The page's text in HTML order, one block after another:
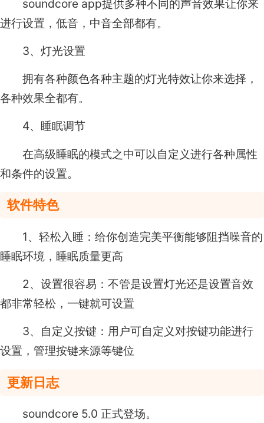
soundcore app提供多种不同的声音效果让你来
进行设置，低音，中音全部都有。
3、灯光设置
拥有各种颜色各种主题的灯光特效让你来选择，
各种效果全都有。
4、睡眠调节
在高级睡眠的模式之中可以自定义进行各种属性
和条件的设置。
软件特色
1、轻松入睡：给你创造完美平衡能够阻挡噪音的
睡眠环境，睡眠质量更高
2、设置很容易：不管是设置灯光还是设置音效
都非常轻松，一键就可设置
3、自定义按键：用户可自定义对按键功能进行
设置，管理按键来源等键位
更新日志
soundcore 5.0 正式登场。